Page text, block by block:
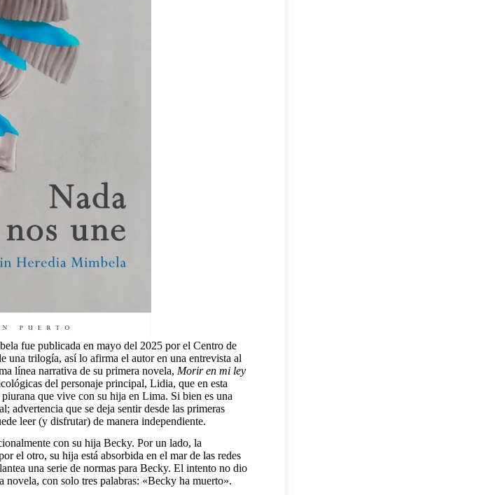
fue publicada en mayo del 2025 por el Centro de
una trilogía, así lo afirma el autor en una entrevista al
línea narrativa de su primera novela, Morir en mi ley
del personaje principal, Lidia, que en esta
que vive con su hija en Lima. Si bien es una
advertencia que se deja sentir desde las primeras
leer (y disfrutar) de manera independiente.
con su hija Becky. Por un lado, la
el otro, su hija está absorbida en el mar de las redes
una serie de normas para Becky. El intento no dio
novela, con solo tres palabras: «Becky ha muerto».